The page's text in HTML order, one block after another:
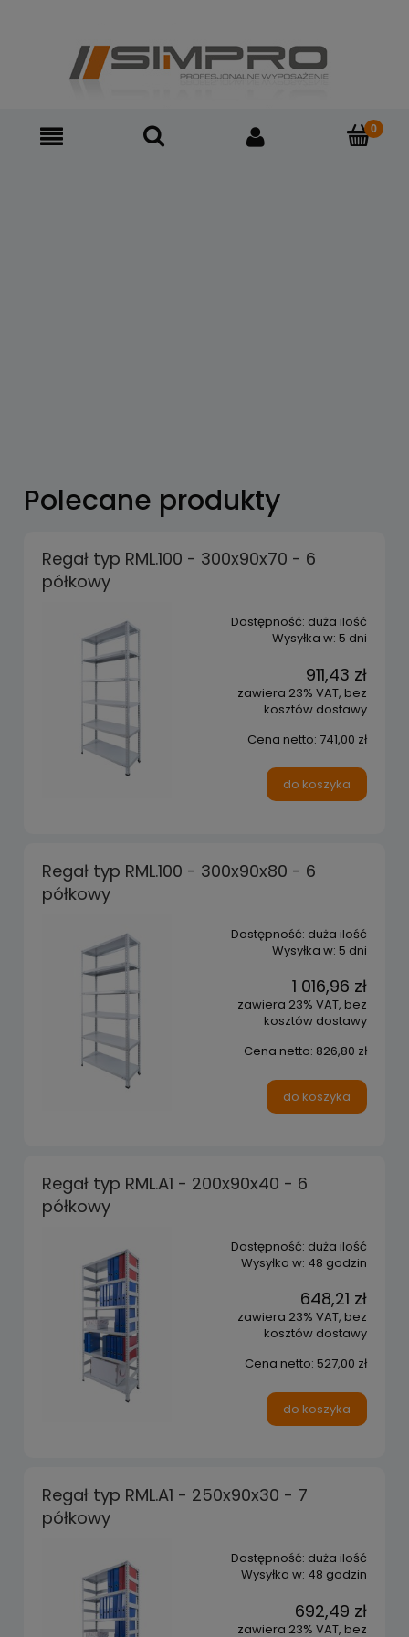
Polecane produkty
Regał typ RML.100 - 300x90x70 - 6
półkowy
Dostępność: duża ilość
Wysyłka w: 5 dni
911,43 zł
zawiera 23% VAT, bez
kosztów dostawy
Cena netto: 741,00 zł
do koszyka
Regał typ RML.100 - 300x90x80 - 6
półkowy
Dostępność: duża ilość
Wysyłka w: 5 dni
1 016,96 zł
zawiera 23% VAT, bez
kosztów dostawy
Cena netto: 826,80 zł
do koszyka
Regał typ RML.A1 - 200x90x40 - 6
półkowy
Dostępność: duża ilość
Wysyłka w: 48 godzin
648,21 zł
zawiera 23% VAT, bez
kosztów dostawy
Cena netto: 527,00 zł
do koszyka
Regał typ RML.A1 - 250x90x30 - 7
półkowy
Dostępność: duża ilość
Wysyłka w: 48 godzin
692,49 zł
zawiera 23% VAT, bez